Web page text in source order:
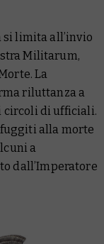
limita all’invio
Militarum,
La
riluttanza a
circoli di ufficiali.
alla morte
a
dall’Imperatore